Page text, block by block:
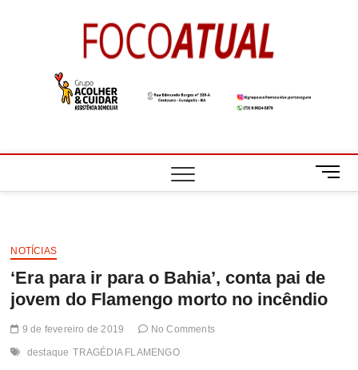
M
e
t
t
NOTÍCIAS
‘Era para ir para o Bahia’, conta pai de
jovem do Flamengo morto no incêndio
9 de fevereiro de 2019 No Comments
destaque TRAGÉDIA FLAMENGO